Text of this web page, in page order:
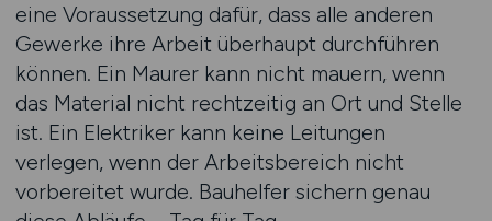
eine Voraussetzung dafür, dass alle anderen
Gewerke ihre Arbeit überhaupt durchführen
können. Ein Maurer kann nicht mauern, wenn
das Material nicht rechtzeitig an Ort und Stelle
ist. Ein Elektriker kann keine Leitungen
verlegen, wenn der Arbeitsbereich nicht
vorbereitet wurde. Bauhelfer sichern genau